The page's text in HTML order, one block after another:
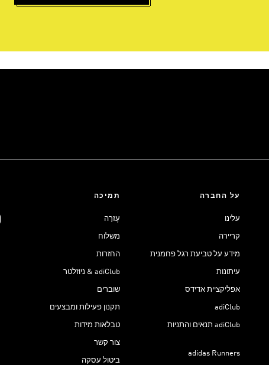
על החברה
עלינו
קריירה
מידע על טביעת רגל פחמנית
עיתונות
אפליקציית אדידס
adiClub
adiClub תנאים והתניות
adidas Runners
תמיכה
עֶזרָה
משלוח
החזרות
adiClub & ניוזלטר
שוברים
תקנון פעילות ומבצעים
טבלאות מידות
צור קשר
ביטול עסקה